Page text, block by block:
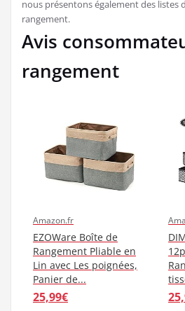
nous présentons également des
rangement.
Avis
rangement
Amazon.fr
EZOWare Boîte de
Rangement Pliable en
Lin avec Les poignées,
Panier de...
25,99€